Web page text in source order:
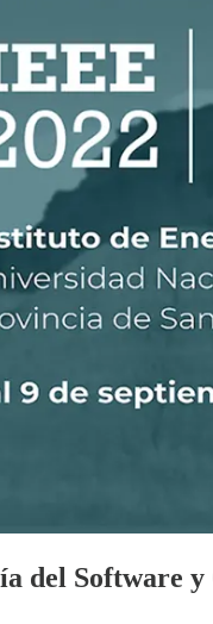
del Software